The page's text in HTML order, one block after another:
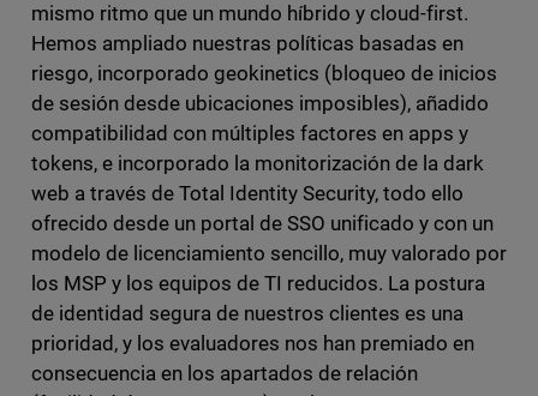
mismo ritmo que un mundo híbrido y cloud-first.
Hemos ampliado nuestras políticas basadas en
riesgo, incorporado geokinetics (bloqueo de inicios
de sesión desde ubicaciones imposibles), añadido
compatibilidad con múltiples factores en apps y
tokens, e incorporado la monitorización de la dark
web a través de Total Identity Security, todo ello
ofrecido desde un portal de SSO unificado y con un
modelo de licenciamiento sencillo, muy valorado por
los MSP y los equipos de TI reducidos. La postura
de identidad segura de nuestros clientes es una
prioridad, y los evaluadores nos han premiado en
consecuencia en los apartados de relación